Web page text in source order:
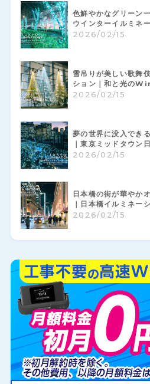
色鮮やかなグリーン
ウインターイルミネ
2026/02/15
雪吊りが美しい歌舞
ション｜和と光の
2026/02/15
夢の世界に没入でき
｜東京ミッドタウン
2026/02/15
日本橋の街が華やか
｜日本橋イルミネー
2026/02/15